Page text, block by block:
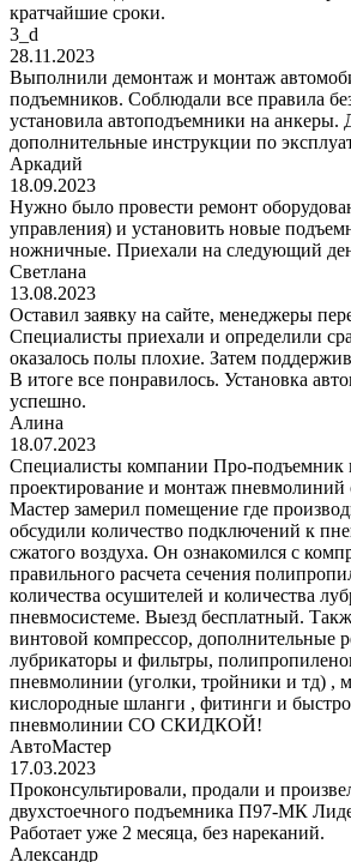
кратчайшие сроки.
3_d
28.11.2023
Выполнили демонтаж и монтаж
подъемников. Соблюдали все правила
установила автоподъемники на анкеры.
дополнительные инструкции по
Аркадий
18.09.2023
Нужно было провести ремонт
управления) и установить новые
ножничные. Приехали на следующий
Светлана
13.08.2023
Оставил заявку на сайте, менеджеры
Специалисты приехали и определили
оказалось полы плохие. Затем
В итоге все понравилось. Установка
успешно.
Алина
18.07.2023
Специалисты компании Про-подъемник
проектирование и монтаж пневмолиний
Мастер замерил помещение где
обсудили количество подключений к
сжатого воздуха. Он ознакомился с
правильного расчета сечения
количества осушителей и количества
пневмосистеме. Выезд бесплатный.
винтовой компрессор, дополнительные
лубрикаторы и фильтры,
пневмолинии (уголки, тройники и тд) ,
кислородные шланги , фитинги и
пневмолинии СО СКИДКОЙ!
АвтоМастер
17.03.2023
Проконсультировали, продали и
двухстоечного подъемника П97-МК
Работает уже 2 месяца, без нареканий.
Александр